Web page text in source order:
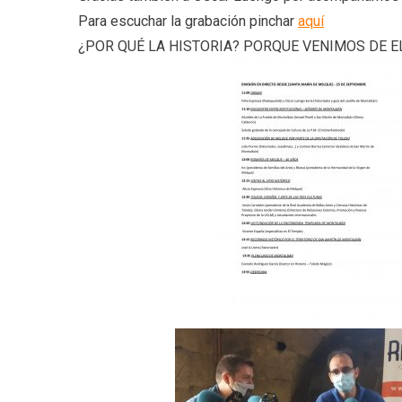
Para escuchar la grabación pinchar aquí
¿POR QUÉ LA HISTORIA? PORQUE VENIMOS DE